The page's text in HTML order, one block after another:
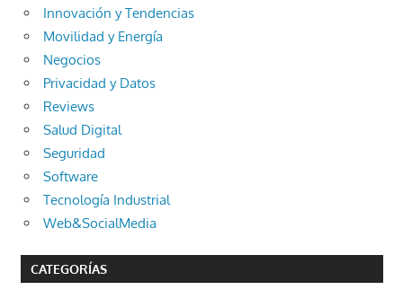
Innovación y Tendencias
Movilidad y Energía
Negocios
Privacidad y Datos
Reviews
Salud Digital
Seguridad
Software
Tecnología Industrial
Web&SocialMedia
CATEGORÍAS